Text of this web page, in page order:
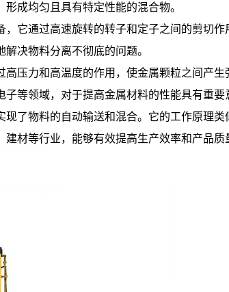
成均匀且具有特定性能的混合物。
它通过高速旋转的转子和定子之间的剪切作
决物料分离不彻底的问题。
压力和高温度的作用，使金属颗粒之间产生
等领域，对于提高金属材料的性能具有重要
了物料的自动输送和混合。它的工作原理类
材等行业，能够有效提高生产效率和产品质